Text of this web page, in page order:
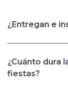
¿Entregan e
¿Cuánto dura
fiestas?